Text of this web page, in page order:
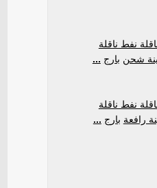
نفط ناقلة
شحن بارج ...
نفط ناقلة
رافعة بارج ...